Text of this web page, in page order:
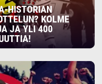
HISTORIAN
KOLME
JA YLI 400